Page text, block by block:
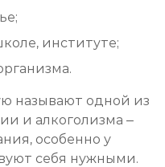
институте;
называют одной из
и алкоголизма –
особенно у
себя нужными.